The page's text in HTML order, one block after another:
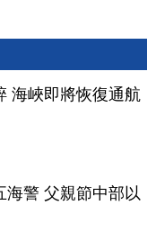
海峽即將恢復通航
海警 父親節中部以